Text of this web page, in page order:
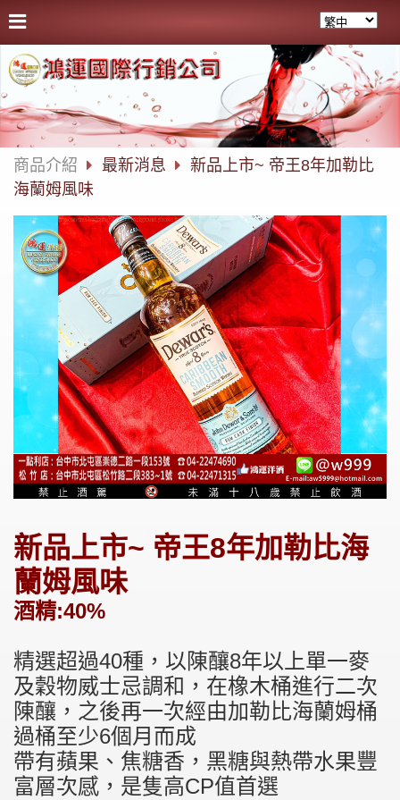
商品介紹 最新消息
新品上市~ 帝王8年加勒比
海蘭姆風味
新品上市~ 帝王8年加勒比海
蘭姆風味
酒精:40%
精選超過40種，以陳釀8年以上單一麥
及穀物威士忌調和，在橡木桶進行二次
陳釀，之後再一次經由加勒比海蘭姆桶
過桶至少6個月而成
帶有蘋果、焦糖香，黑糖與熱帶水果豐
富層次感，是隻高CP值首選